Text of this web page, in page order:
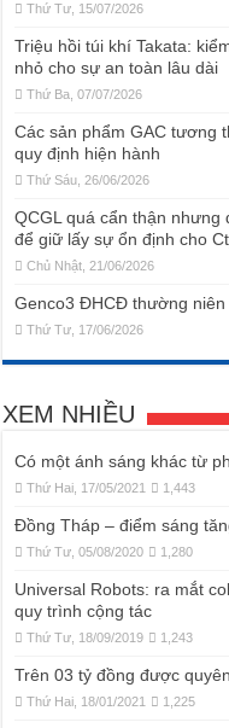
Thứ Tư, 15/07/2026
Triệu hồi túi khí Takata:
nhỏ cho sự an toàn lâu dài
Thứ Ba, 07/07/2026
Các sản phẩm GAC tương
quy định hiện hành
Thứ Sáu, 26/06/2026
QCGL quá cẩn thận
để giữ lấy sự ổn định cho
Chủ Nhật, 21/06/2026
Genco3 ĐHCĐ thường niên
Thứ Tư, 17/06/2026
XEM NHIỀU
Có một ánh sáng khác từ
Thứ Hai, 17/05/2021 1,443
Đồng Tháp – điểm sáng
Thứ Tư, 05/08/2020 1,280
Universal Robots: ra mắt
quy trình cộng tác
Thứ Tư, 18/09/2019 1,243
Trên 03 tỷ đồng được
Thứ Hai, 18/01/2021 1,225